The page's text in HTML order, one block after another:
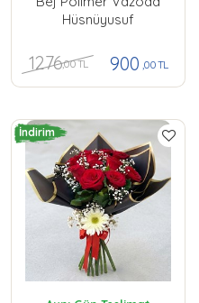
Hüsnüyusuf
1276,00 TL 900 ,00 TL
İndirim